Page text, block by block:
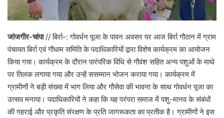
जांजगीर-चांपा// बिर्रा-: गोवर्धन पूजा के पावन अवसर पर आज बिर्रा गौठान में ग्राम
पंचायत बिर्रा एवं गौधाम समिति के पदाधिकारियों द्वारा विशेष कार्यक्रम का आयोजन
किया गया। कार्यक्रम के दौरान पारंपरिक विधि से गौवंश सहित अन्य पशुओं के माथे
पर तिलक लगाया गया और उन्हें ससम्मान भोजन कराया गया। कार्यक्रम में
ग्रामीणों ने बड़ी संख्या में भाग लिया और गौसेवा की भावना के साथ गोवर्धन पूजा का
उत्सव मनाया। पदाधिकारियों ने कहा कि यह परंपरा समाज में पशु-मानव के संबंधों
की गहराई और प्रकृति संरक्षण के प्रति जागरूकता का प्रतीक है। ग्रामीणों ने इस